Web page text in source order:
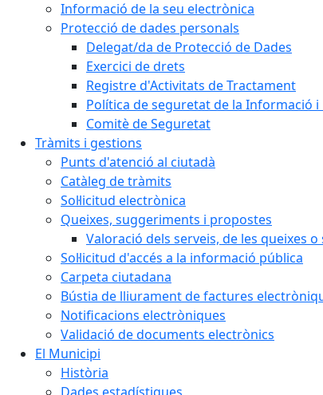
Informació de la seu electrònica
Protecció de dades personals
Delegat/da de Protecció de Dades
Exercici de drets
Registre d'Activitats de Tractament
Política de seguretat de la Informació i
Comitè de Seguretat
Tràmits i gestions
Punts d'atenció al ciutadà
Catàleg de tràmits
Sol·licitud electrònica
Queixes, suggeriments i propostes
Valoració dels serveis, de les queixes
Sol·licitud d'accés a la informació pública
Carpeta ciutadana
Bústia de lliurament de factures
Notificacions electròniques
Validació de documents electrònics
El Municipi
Història